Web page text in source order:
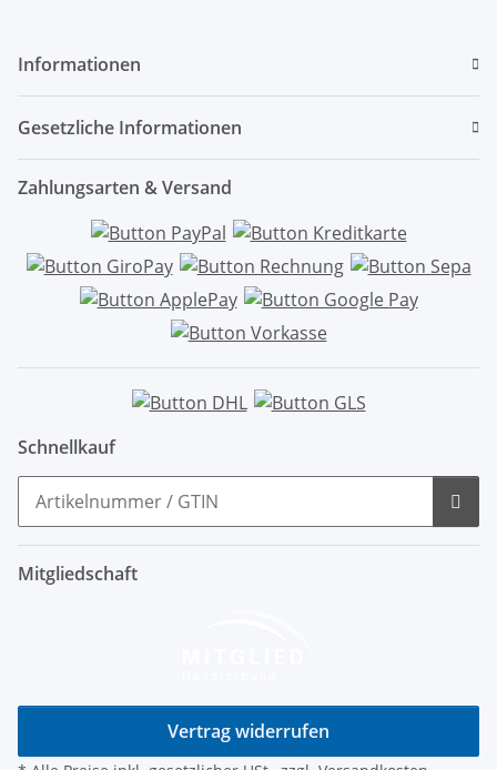
Informationen
Gesetzliche Informationen
Zahlungsarten & Versand
Schnellkauf
Mitgliedschaft
Vertrag widerrufen